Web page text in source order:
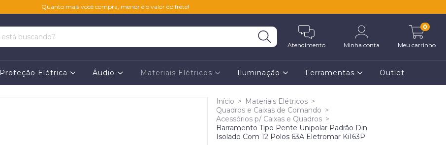
Quanto mais você compra, menor é o valor do frete!
Atendimento Minha conta Meu carrinho
0
Proteção Elétrica Áudio Materiais Elétricos Iluminação Ferramentas Outlet
Início > Materiais Elétricos >
Quadros e Caixas de Comando >
Acessórios p/ Caixas e Quadros >
Barramento Tipo Pente Unipolar Padrão Din
Isolado Com 12 Polos 63A Eletromar Ki163P